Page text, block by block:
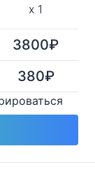
x 1
3800₽
380₽